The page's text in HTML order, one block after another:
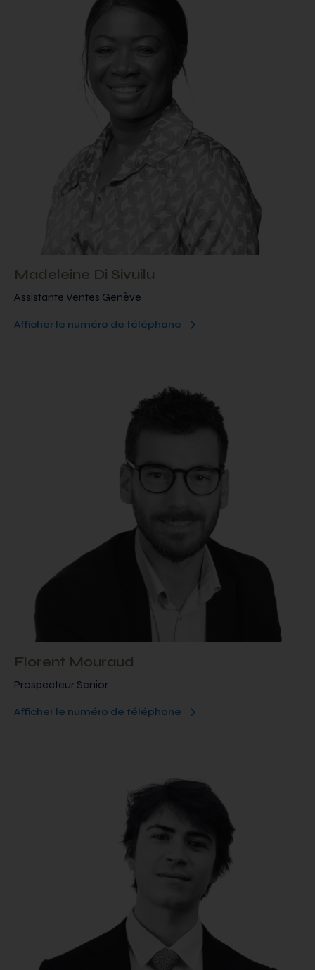
Madeleine Di Sivuilu
Assistante Ventes Genève
Afficher le numéro de téléphone
Florent Mouraud
Prospecteur Senior
Afficher le numéro de téléphone